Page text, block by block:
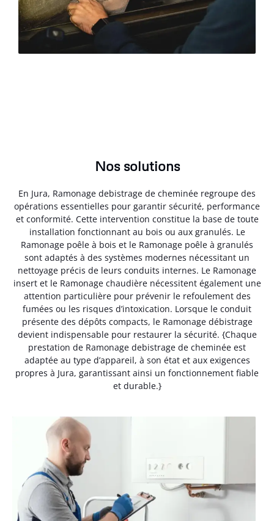
Nos solutions
En Jura, Ramonage debistrage de cheminée regroupe des
opérations essentielles pour garantir sécurité, performance
et conformité. Cette intervention constitue la base de toute
installation fonctionnant au bois ou aux granulés. Le
Ramonage poêle à bois et le Ramonage poêle à granulés
sont adaptés à des systèmes modernes nécessitant un
nettoyage précis de leurs conduits internes. Le Ramonage
insert et le Ramonage chaudière nécessitent également une
attention particulière pour prévenir le refoulement des
fumées ou les risques d’intoxication. Lorsque le conduit
présente des dépôts compacts, le Ramonage débistrage
devient indispensable pour restaurer la sécurité. {Chaque
prestation de Ramonage debistrage de cheminée est
adaptée au type d’appareil, à son état et aux exigences
propres à Jura, garantissant ainsi un fonctionnement fiable
et durable.}